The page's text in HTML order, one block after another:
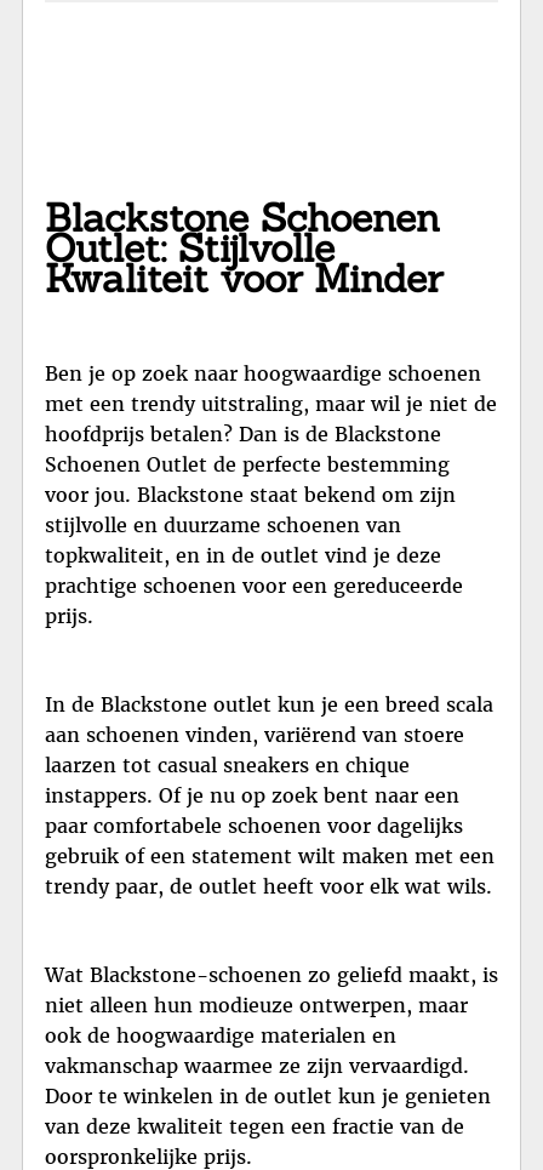
Blackstone Schoenen
Outlet: Stijlvolle
Kwaliteit voor Minder
Ben je op zoek naar hoogwaardige schoenen
met een trendy uitstraling, maar wil je niet de
hoofdprijs betalen? Dan is de Blackstone
Schoenen Outlet de perfecte bestemming
voor jou. Blackstone staat bekend om zijn
stijlvolle en duurzame schoenen van
topkwaliteit, en in de outlet vind je deze
prachtige schoenen voor een gereduceerde
prijs.
In de Blackstone outlet kun je een breed scala
aan schoenen vinden, variërend van stoere
laarzen tot casual sneakers en chique
instappers. Of je nu op zoek bent naar een
paar comfortabele schoenen voor dagelijks
gebruik of een statement wilt maken met een
trendy paar, de outlet heeft voor elk wat wils.
Wat Blackstone-schoenen zo geliefd maakt, is
niet alleen hun modieuze ontwerpen, maar
ook de hoogwaardige materialen en
vakmanschap waarmee ze zijn vervaardigd.
Door te winkelen in de outlet kun je genieten
van deze kwaliteit tegen een fractie van de
oorspronkelijke prijs.